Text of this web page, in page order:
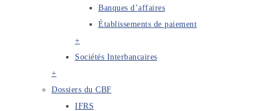
Banques d’affaires
Établissements de paiement
+
Sociétés Interbancaires
+
Dossiers du CBF
IFRS